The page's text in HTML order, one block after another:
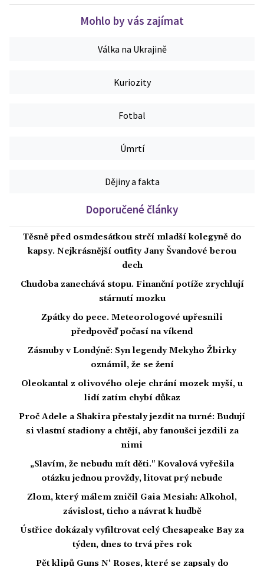
Mohlo by vás zajímat
Válka na Ukrajině
Kuriozity
Fotbal
Úmrtí
Dějiny a fakta
Doporučené články
Těsně před osmdesátkou strčí mladší kolegyně do
kapsy. Nejkrásnější outfity Jany Švandové berou
dech
Chudoba zanechává stopu. Finanční potíže zrychlují
stárnutí mozku
Zpátky do pece. Meteorologové upřesnili
předpověď počasí na víkend
Zásnuby v Londýně: Syn legendy Mekyho Žbirky
oznámil, že se žení
Oleokantal z olivového oleje chrání mozek myší, u
lidí zatím chybí důkaz
Proč Adele a Shakira přestaly jezdit na turné: Budují
si vlastní stadiony a chtějí, aby fanoušci jezdili za
nimi
„Slavím, že nebudu mít děti." Kovalová vyřešila
otázku jednou provždy, litovat prý nebude
Zlom, který málem zničil Gaia Mesiah: Alkohol,
závislost, ticho a návrat k hudbě
Ústřice dokázaly vyfiltrovat celý Chesapeake Bay za
týden, dnes to trvá přes rok
Pět klipů Guns N‘ Roses, které se zapsaly do